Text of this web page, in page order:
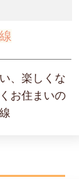
、楽しくな
お住まいの